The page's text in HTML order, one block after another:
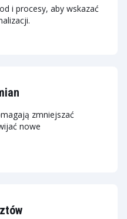
i procesy, aby wskazać
zmniejszać
nowe